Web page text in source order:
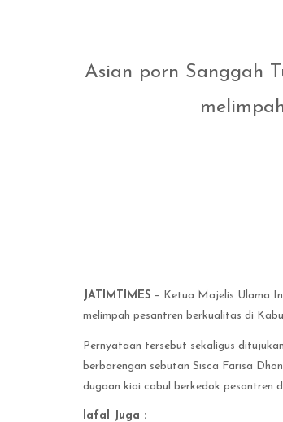
Asian porn Sanggah
JATIMTIMES – Ketua Majelis Ulama
melimpah pesantren berkualitas di
Pernyataan tersebut sekaligus
berbarengan sebutan Sisca Farisa
dugaan kiai cabul berkedok pesantren
lafal Juga :